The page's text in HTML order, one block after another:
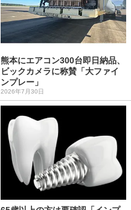
熊本にエアコン300台即日納品、
ビックカメラに称賛「大ファイ
ンプレー」
2026年7月30日